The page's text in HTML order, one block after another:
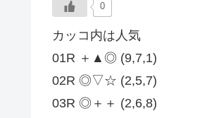
0
カッコ内は人気
01R ＋▲◎ (9,7,1)
02R ◎▽☆ (2,5,7)
03R ◎＋＋ (2,6,8)